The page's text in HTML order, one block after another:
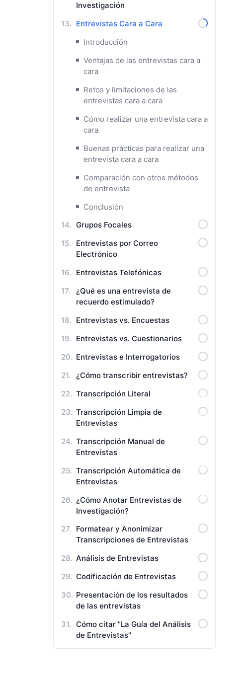
Investigación
Entrevistas Cara a Cara
Introducción
Ventajas de las entrevistas cara a
cara
Retos y limitaciones de las
entrevistas cara a cara
Cómo realizar una entrevista cara a
cara
Buenas prácticas para realizar una
entrevista cara a cara
Comparación con otros métodos
de entrevista
Conclusión
Grupos Focales
Entrevistas por Correo
Electrónico
Entrevistas Telefónicas
¿Qué es una entrevista de
recuerdo estimulado?
Entrevistas vs. Encuestas
Entrevistas vs. Cuestionarios
Entrevistas e Interrogatorios
¿Cómo transcribir entrevistas?
Transcripción Literal
Transcripción Limpia de
Entrevistas
Transcripción Manual de
Entrevistas
Transcripción Automática de
Entrevistas
¿Cómo Anotar Entrevistas de
Investigación?
Formatear y Anonimizar
Transcripciones de Entrevistas
Análisis de Entrevistas
Codificación de Entrevistas
Presentación de los resultados
de las entrevistas
Cómo citar "La Guía del Análisis
de Entrevistas"